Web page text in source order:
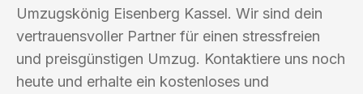
Umzugskönig Eisenberg Kassel. Wir sind dein
vertrauensvoller Partner für einen stressfreien
und preisgünstigen Umzug. Kontaktiere uns noch
heute und erhalte ein kostenloses und